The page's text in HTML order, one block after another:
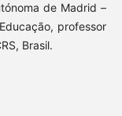
de Madrid –
professor
Brasil.